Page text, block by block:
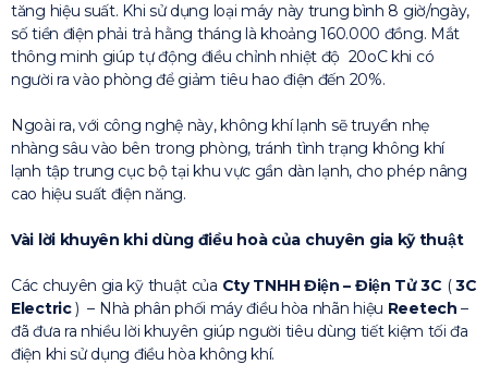
tăng hiệu suất. Khi sử dụng loại máy này trung bình 8 giờ/ngày,
số tiền điện phải trả hằng tháng là khoảng 160.000 đồng. Mắt
thông minh giúp tự động điều chỉnh nhiệt độ 20oC khi có
người ra vào phòng để giảm tiêu hao điện đến 20%.
Ngoài ra, với công nghệ này, không khí lạnh sẽ truyền nhẹ
nhàng sâu vào bên trong phòng, tránh tình trạng không khí
lạnh tập trung cục bộ tại khu vực gần dàn lạnh, cho phép nâng
cao hiệu suất điện năng.
Vài lời khuyên khi dùng điều hoà của chuyên gia kỹ thuật
Các chuyên gia kỹ thuật của Cty TNHH Điện – Điện Tử 3C (3C
Electric) – Nhà phân phối máy điều hòa nhãn hiệu Reetech –
đã đưa ra nhiều lời khuyên giúp người tiêu dùng tiết kiệm tối đa
điện khi sử dụng điều hòa không khí.